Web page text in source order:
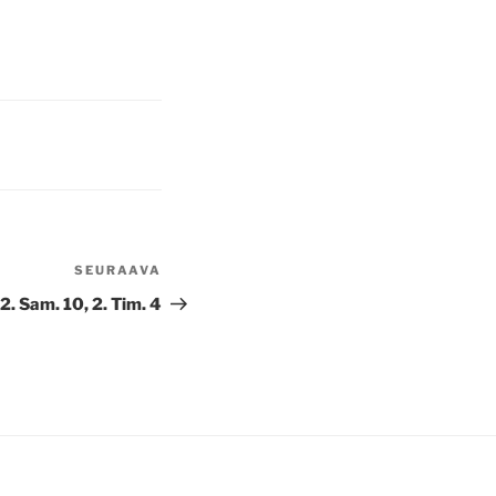
artikkeli
SEURAAVA
2. Sam. 10, 2. Tim. 4